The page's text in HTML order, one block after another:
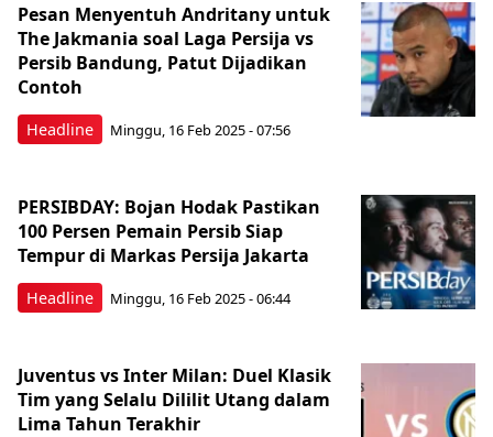
Headline
Pesan Menyentuh Andritany untuk
The Jakmania soal Laga Persija vs
Persib Bandung, Patut Dijadikan
Contoh
Minggu, 16 Feb 2025 - 07:56
Headline
PERSIBDAY: Bojan Hodak Pastikan
100 Persen Pemain Persib Siap
Tempur di Markas Persija Jakarta
Minggu, 16 Feb 2025 - 06:44
Juventus vs Inter Milan: Duel Klasik
Tim yang Selalu Dililit Utang dalam
Lima Tahun Terakhir